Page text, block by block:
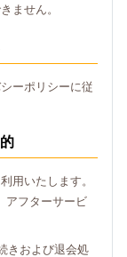
ません。
ーポリシーに従
用いたします。
アフターサービ
きおよび退会処